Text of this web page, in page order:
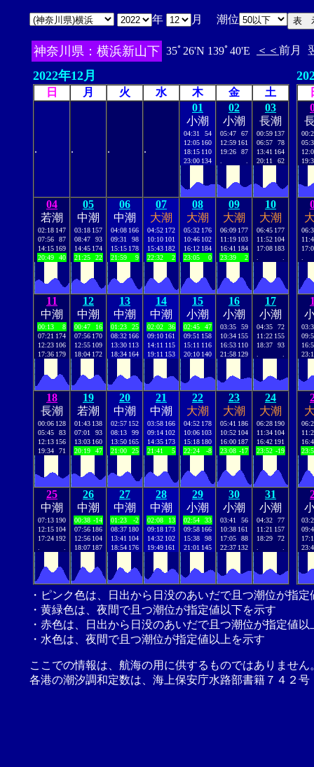
年 月 潮位
神奈川県：横浜新山下 35ﾟ26'N 139ﾟ40'E ＜＜ 前月
2022年12月
日 月 火 水 木 金 土
. . . .
01
小潮
04:31
54
12:05 160
18:15 110
23:00 134
02
小潮
05:47
67
12:59 161
19:26
87
03
長潮
00:59 137
06:57
78
13:41 164
20:11
62
04
若潮
02:18 147
07:56
87
14:15 169
20:49
40
05
中潮
03:18 157
08:47
93
14:45 174
21:25
22
06
中潮
04:08 166
09:31
98
15:15 178
21:59
9
07
大潮
04:52 172
10:10 101
15:43 182
22:32
2
08
大潮
05:32 176
10:46 102
16:12 184
23:05
0
09
大潮
06:09 177
11:19 103
16:41 184
23:39
2
10
大潮
06:45 177
11:52 104
17:08 183
11
中潮
00:13
8
07:21 174
12:23 106
17:36 179
12
中潮
00:47
16
07:56 170
12:55 109
18:04 172
13
中潮
01:23
25
08:32 166
13:30 113
18:34 164
14
中潮
02:02
36
09:10 161
14:11 115
19:11 153
15
小潮
02:45
47
09:51 158
15:11 116
20:10 140
16
小潮
03:35
59
10:34 155
16:53 110
21:58 129
17
小潮
04:35
72
11:22 155
18:37
93
18
長潮
00:06 128
05:45
83
12:13 156
19:34
71
19
若潮
01:43 138
07:01
93
13:03 160
20:19
47
20
中潮
02:57 152
08:13
99
13:50 165
21:00
25
21
中潮
03:58 166
09:14 102
14:35 173
21:41
5
22
大潮
04:52 178
10:06 103
15:18 180
22:24
-8
23
大潮
05:41 186
10:52 104
16:00 187
23:08 -17
24
大潮
06:28 190
11:34 104
16:42 191
23:52 -19
25
中潮
07:13 190
12:15 104
17:24 192
26
中潮
00:38 -14
07:56 186
12:56 104
18:07 187
27
中潮
01:23
-2
08:37 180
13:41 104
18:54 176
28
中潮
02:08
13
09:18 173
14:32 102
19:49 161
29
小潮
02:54
33
09:58 166
15:38
98
21:01 145
30
小潮
03:41
56
10:38 161
17:05
88
22:37 132
31
小潮
04:32
77
11:21 157
18:29
72
・ピンク色は、日出から日没のあいだで且つ潮位が指
・黄緑色は、夜間で且つ潮位が指定値以下を示す
・赤色は、日出から日没のあいだで且つ潮位が指定値以
・水色は、夜間で且つ潮位が指定値以上を示す
ここでの情報は、航海の用に供するものではありませ
各港の潮汐調和定数は、海上保安庁水路部書籍７４２